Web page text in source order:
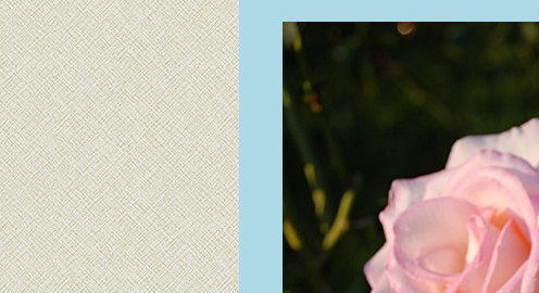
มาลี Parameria
laevigata (Juss.)
Moldenke.
ต้นล่ำซำ
Diospyros
buxifolia.
บอนสี ช้างเผือกใบ
บัว, ฮาโวเทีย ม้าตัด
ละ ฮาโวเทีย บัว
ก้ว
ต้นบอนดำ
Colocasia
esculenta (L.)
Schott